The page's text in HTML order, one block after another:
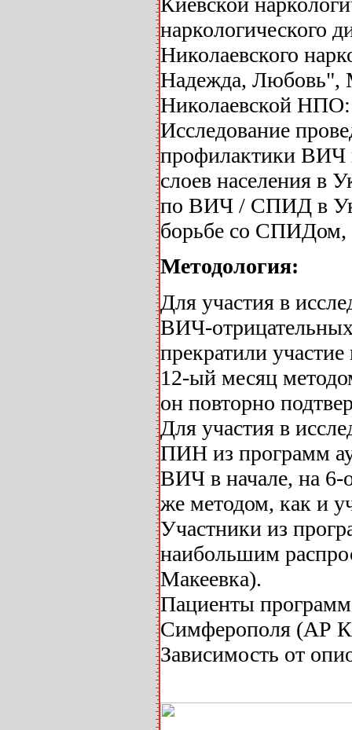
наркологического
Николаевского
Надежда, Любовь",
Николаевской
Исследование
профилактики ВИЧ
слоев населения в
по ВИЧ / СПИД в
борьбе со СПИДом,
Методология:
Для участия в
ВИЧ-
прекратили
12-ый месяц
он повторно
Для участия в
ПИН из программ
ВИЧ в начале, на 6-
же методом, как и
Участники из
наибольшим
Макеевка).
Пациенты
Симферополя (АР
Зависимость от